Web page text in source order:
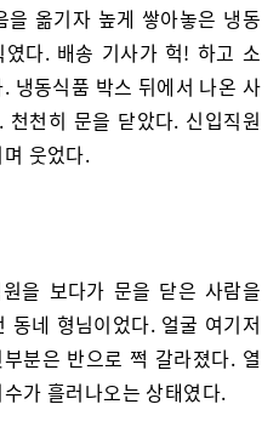
옮기자 높게 쌓아놓은 냉동
다. 배송 기사가 헉! 하고 소
냉동식품 박스 뒤에서 나온 사
천히 문을 닫았다. 신입직원
웃었다.
을 보다가 문을 닫은 사람을
동네 형님이었다. 얼굴 여기저
분은 반으로 쩍 갈라졌다. 열
가 흘러나오는 상태였다.